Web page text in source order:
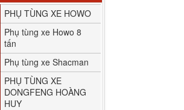
PHỤ TÙNG XE HOWO
Phụ tùng xe Howo 8
tấn
Phụ tùng xe Shacman
PHỤ TÙNG XE
DONGFENG HOÀNG
HUY